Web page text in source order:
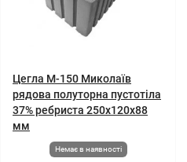
Цегла М-150 Миколаїв
рядова полуторна пустотіла
37% ребриста 250х120х88
мм
Немає в наявності